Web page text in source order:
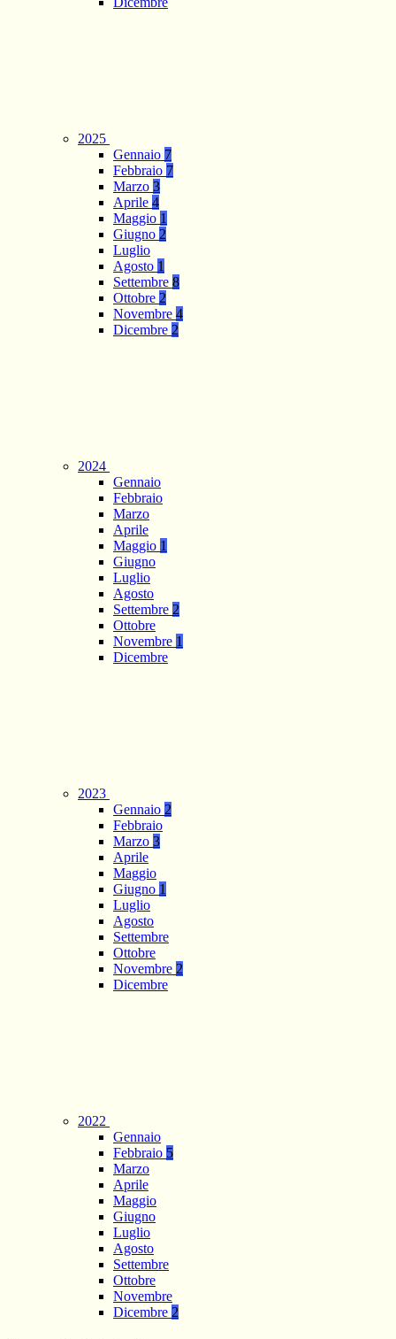
2025
Gennaio 7
Febbraio 7
Marzo 3
Aprile 4
Maggio 1
Giugno 2
Luglio
Agosto 1
Settembre 8
Ottobre 2
Novembre 4
Dicembre 2
2024
Gennaio
Febbraio
Marzo
Aprile
Maggio 1
Giugno
Luglio
Agosto
Settembre 2
Ottobre
Novembre 1
Dicembre
2023
Gennaio 2
Febbraio
Marzo 3
Aprile
Maggio
Giugno 1
Luglio
Agosto
Settembre
Ottobre
Novembre 2
Dicembre
2022
Gennaio
Febbraio 5
Marzo
Aprile
Maggio
Giugno
Luglio
Agosto
Settembre
Ottobre
Novembre
Dicembre 2